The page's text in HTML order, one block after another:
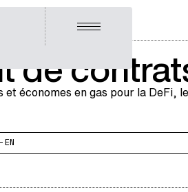
Ouvrir le menu
de
économes en gas pour la
EN